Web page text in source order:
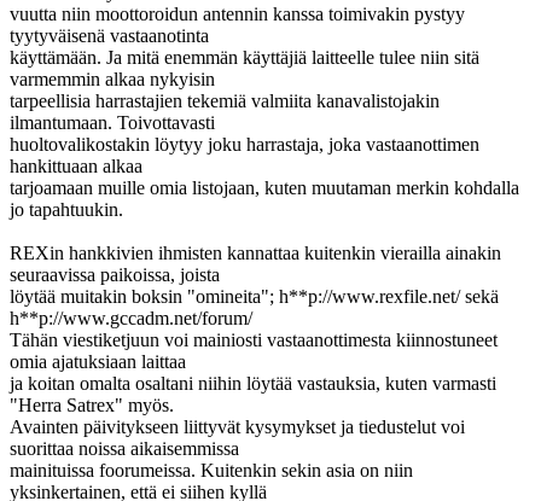
vuutta niin moottoroidun antennin kanssa toimivakin pystyy
tyytyväisenä vastaanotinta
käyttämään. Ja mitä enemmän käyttäjiä laitteelle tulee niin sitä
varmemmin alkaa nykyisin
tarpeellisia harrastajien tekemiä valmiita kanavalistojakin
ilmantumaan. Toivottavasti
huoltovalikostakin löytyy joku harrastaja, joka vastaanottimen
hankittuaan alkaa
tarjoamaan muille omia listojaan, kuten muutaman merkin kohdalla
jo tapahtuukin.
REXin hankkivien ihmisten kannattaa kuitenkin vierailla ainakin
seuraavissa paikoissa, joista
löytää muitakin boksin "omineita"; h**p://www.rexfile.net/ sekä
h**p://www.gccadm.net/forum/
Tähän viestiketjuun voi mainiosti vastaanottimesta kiinnostuneet
omia ajatuksiaan laittaa
ja koitan omalta osaltani niihin löytää vastauksia, kuten varmasti
"Herra Satrex" myös.
Avainten päivitykseen liittyvät kysymykset ja tiedustelut voi
suorittaa noissa aikaisemmissa
mainituissa foorumeissa. Kuitenkin sekin asia on niin
yksinkertainen, että ei siihen kyllä